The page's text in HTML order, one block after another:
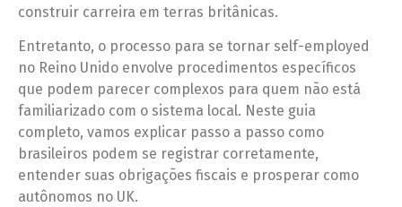
construir carreira em terras britânicas.
Entretanto, o processo para se tornar self-employed
no Reino Unido envolve procedimentos específicos
que podem parecer complexos para quem não está
familiarizado com o sistema local. Neste guia
completo, vamos explicar passo a passo como
brasileiros podem se registrar corretamente,
entender suas obrigações fiscais e prosperar como
autônomos no UK.